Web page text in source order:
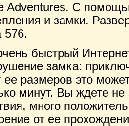
Adventures. С
и замки.
576.
быстрый
замка:
ее размеров это
минут. Вы ждете не
много
от ее